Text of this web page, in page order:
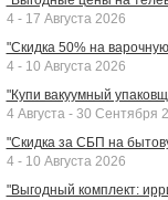
4 - 17 Августа 2026
"Скидка 50% на
4 - 10 Августа 2026
"Купи вакуумный
4 Августа - 30 Сентября
"Скидка за СБП на
4 - 10 Августа 2026
"Выгодный комплект: